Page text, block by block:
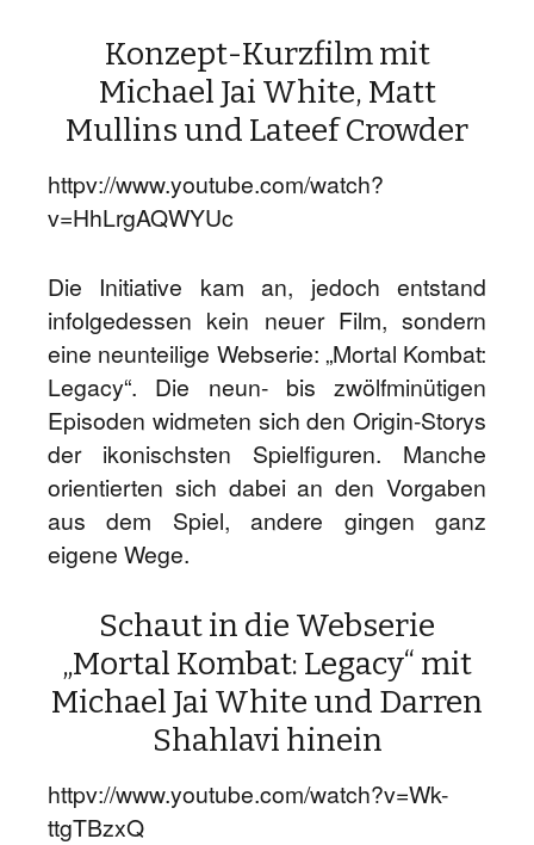
Konzept-Kurzfilm mit
Michael Jai White, Matt
Mullins und Lateef Crowder
httpv://www.youtube.com/watch?
v=HhLrgAQWYUc
Die Initiative kam an, jedoch entstand
infolgedessen kein neuer Film, sondern
eine neunteilige Webserie: „Mortal Kombat:
Legacy“. Die neun- bis zwölfminütigen
Episoden widmeten sich den Origin-Storys
der ikonischsten Spielfiguren. Manche
orientierten sich dabei an den Vorgaben
aus dem Spiel, andere gingen ganz
eigene Wege.
Schaut in die Webserie
„Mortal Kombat: Legacy“ mit
Michael Jai White und Darren
Shahlavi hinein
httpv://www.youtube.com/watch?v=Wk-
ttgTBzxQ